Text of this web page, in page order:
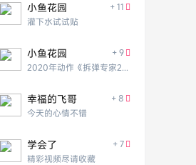
小鱼花园
+ 11
灌下水试试贴
小鱼花园
+ 9
2020年动作《拆弹专家2》HD国语中英双字
幸福的飞哥
+ 8
今天的心情不错
学会了
+ 7
精彩视频尽请收藏